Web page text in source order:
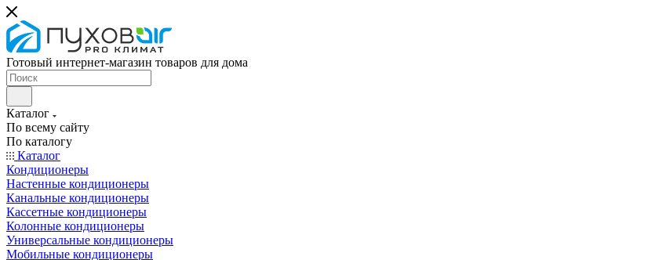
Готовый интернет-магазин товаров для дома
Каталог
По всему сайту
По каталогу
Каталог
Кондиционеры
Настенные кондиционеры
Канальные кондиционеры
Кассетные кондиционеры
Колонные кондиционеры
Универсальные кондиционеры
Мобильные кондиционеры